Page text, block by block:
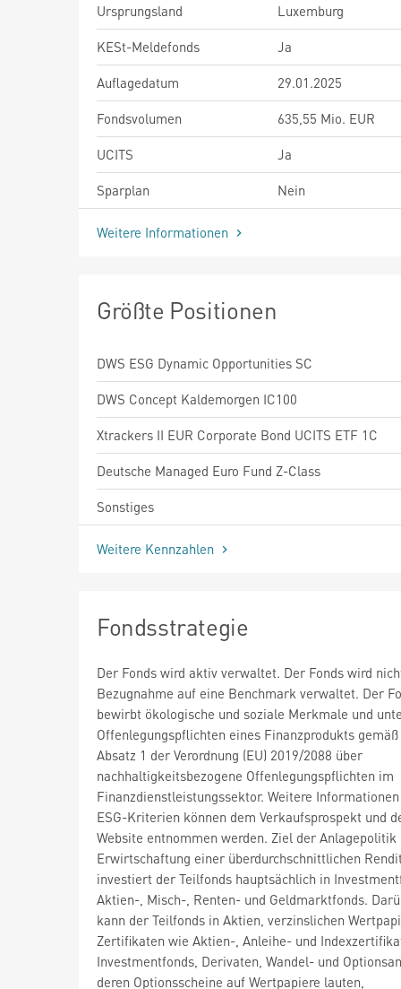
Ursprungsland
Luxemburg
KESt-Meldefonds
Ja
Auflagedatum
29.01.2025
Fondsvolumen
635,55 Mio. EUR
UCITS
Ja
Sparplan
Nein
Weitere Informationen
Größte Positionen
DWS ESG Dynamic Opportunities SC
DWS Concept Kaldemorgen IC100
Xtrackers II EUR Corporate Bond UCITS ETF 1C
Deutsche Managed Euro Fund Z-Class
Sonstiges
Weitere Kennzahlen
Fondsstrategie
Der Fonds wird aktiv verwaltet. Der Fonds wird
Bezugnahme auf eine Benchmark verwaltet. Der
bewirbt ökologische und soziale Merkmale und
Offenlegungspflichten eines Finanzprodukts
Absatz 1 der Verordnung (EU) 2019/2088 über
nachhaltigkeitsbezogene Offenlegungspflichten im
Finanzdienstleistungssektor. Weitere
ESG-Kriterien können dem Verkaufsprospekt und
Website entnommen werden. Ziel der
Erwirtschaftung einer überdurchschnittlichen
investiert der Teilfonds hauptsächlich in
Aktien-, Misch-, Renten- und Geldmarktfonds.
kann der Teilfonds in Aktien, verzinslichen
Zertifikaten wie Aktien-, Anleihe- und
Investmentfonds, Derivaten, Wandel- und
deren Optionsscheine auf Wertpapiere lauten,